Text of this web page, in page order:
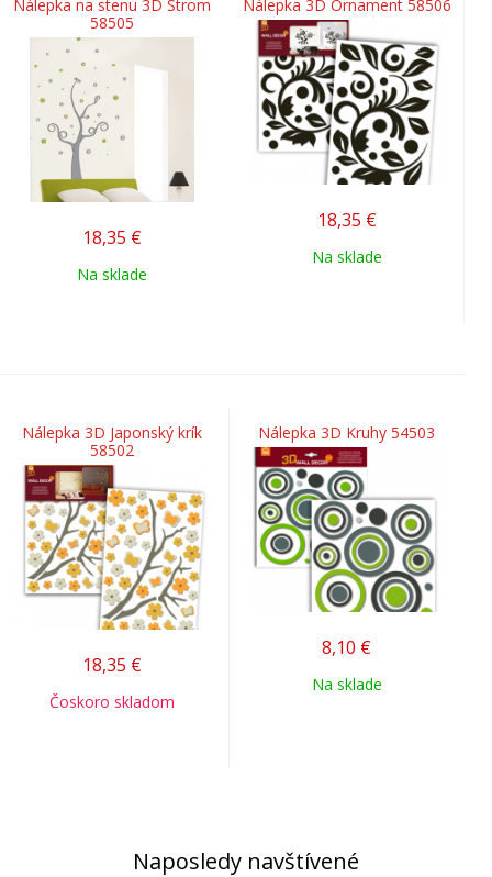
Nálepka na stenu 3D Strom
58505
18,35 €
Na sklade
Nálepka 3D Ornament 58506
18,35 €
Na sklade
Nálepka 3D Japonský krík
58502
18,35 €
Čoskoro skladom
Nálepka 3D Kruhy 54503
8,10 €
Na sklade
Naposledy navštívené